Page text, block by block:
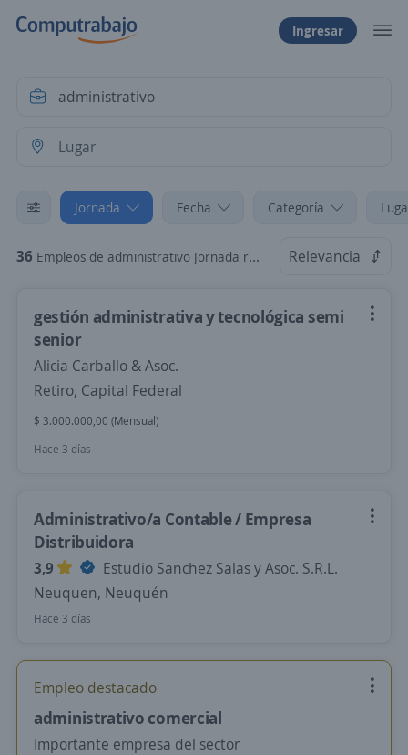
Ingresar
Jornada Fecha Categoría
36 Empleos de administrativo Jornada reducida Relevancia
gestión administrativa y tecnológica semi
senior
Alicia Carballo & Asoc.
Retiro, Capital Federal
$ 3.000.000,00 (Mensual)
Hace 3 días
Administrativo/a Contable / Empresa
Distribuidora
3,9
Estudio Sanchez Salas y Asoc. S.R.L.
Neuquen, Neuquén
Hace 3 días
Empleo destacado
administrativo comercial
Importante empresa del sector